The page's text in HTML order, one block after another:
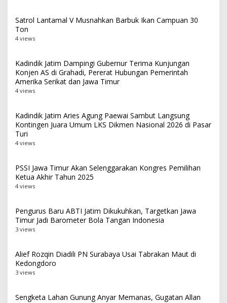
Satrol Lantamal V Musnahkan Barbuk Ikan Campuan 30
Ton
4 views
Kadindik Jatim Dampingi Gubernur Terima Kunjungan
Konjen AS di Grahadi, Pererat Hubungan Pemerintah
Amerika Serikat dan Jawa Timur
4 views
Kadindik Jatim Aries Agung Paewai Sambut Langsung
Kontingen Juara Umum LKS Dikmen Nasional 2026 di Pasar
Turi
4 views
PSSI Jawa Timur Akan Selenggarakan Kongres Pemilihan
Ketua Akhir Tahun 2025
4 views
Pengurus Baru ABTI Jatim Dikukuhkan, Targetkan Jawa
Timur Jadi Barometer Bola Tangan Indonesia
3 views
Alief Rozqin Diadili PN Surabaya Usai Tabrakan Maut di
Kedongdoro
3 views
Sengketa Lahan Gunung Anyar Memanas, Gugatan Allan